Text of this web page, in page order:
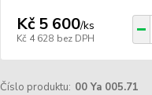
Kč 5 600/ks
Kč 4 628 bez DPH
Číslo produktu: 00 Ya 005.71